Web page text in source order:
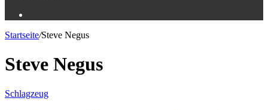
Startseite/Steve Negus
Steve Negus
Schlagzeug